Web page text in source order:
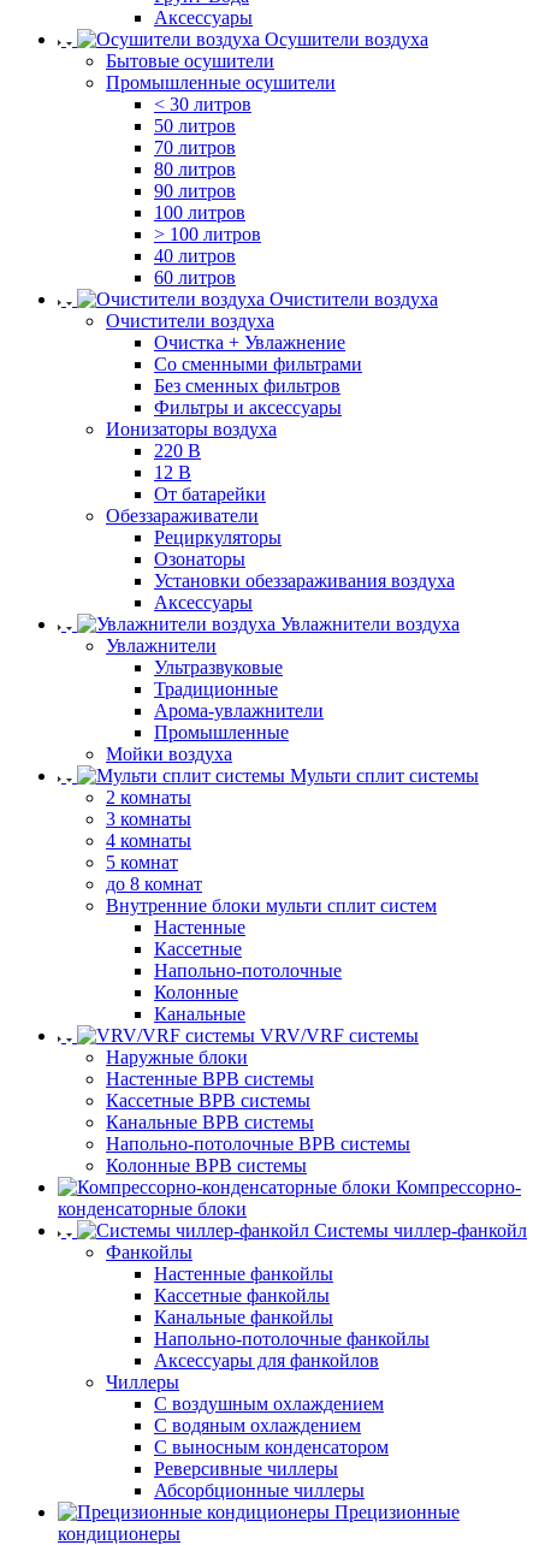
Аксессуары
Осушители воздуха
Бытовые осушители
Промышленные осушители
< 30 литров
50 литров
70 литров
80 литров
90 литров
100 литров
> 100 литров
40 литров
60 литров
Очистители воздуха
Очистители воздуха
Очистка + Увлажнение
Cо сменными фильтрами
Без сменных фильтров
Фильтры и аксессуары
Ионизаторы воздуха
220 В
12 В
От батарейки
Обеззараживатели
Рециркуляторы
Озонаторы
Установки обеззараживания воздуха
Аксессуары
Увлажнители воздуха
Увлажнители
Ультразвуковые
Традиционные
Арома-увлажнители
Промышленные
Мойки воздуха
Мульти сплит системы
2 комнаты
3 комнаты
4 комнаты
5 комнат
до 8 комнат
Внутренние блоки мульти сплит систем
Настенные
Кассетные
Напольно-потолочные
Колонные
Канальные
VRV/VRF системы
Наружные блоки
Настенные ВРВ системы
Кассетные ВРВ системы
Канальные ВРВ системы
Напольно-потолочные ВРВ системы
Колонные ВРВ системы
Компрессорно-
конденсаторные блоки
Системы чиллер-фанкойл
Фанкойлы
Настенные фанкойлы
Кассетные фанкойлы
Канальные фанкойлы
Напольно-потолочные фанкойлы
Аксессуары для фанкойлов
Чиллеры
С воздушным охлаждением
С водяным охлаждением
С выносным конденсатором
Реверсивные чиллеры
Абсорбционные чиллеры
Прецизионные
кондиционеры